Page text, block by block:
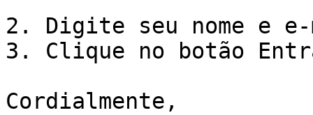
2. Digite seu nome e
3. Clique no botão
Cordialmente,